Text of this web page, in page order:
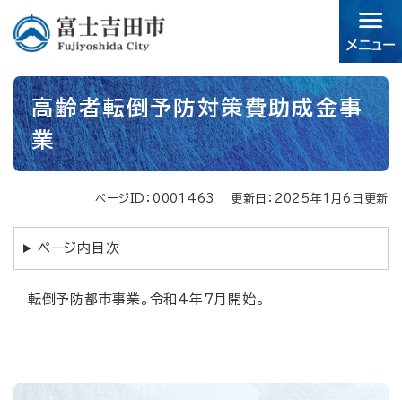
す。
本
文 高齢者転倒予防対策費助成金事
業
ページID：0001463 更新日：2025年1月6日更新
ページ内目次
転倒予防都市事業。令和4年7月開始。